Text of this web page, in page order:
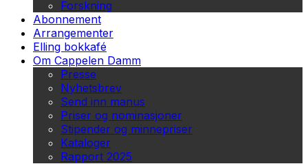
Forskning
Abonnement
Arrangementer
Elling bokkafé
Om Cappelen Damm
Presse
Nyhetsbrev
Send inn manus
Priser og nominasjoner
Stipender og minnepriser
Kataloger
Rapport 2025